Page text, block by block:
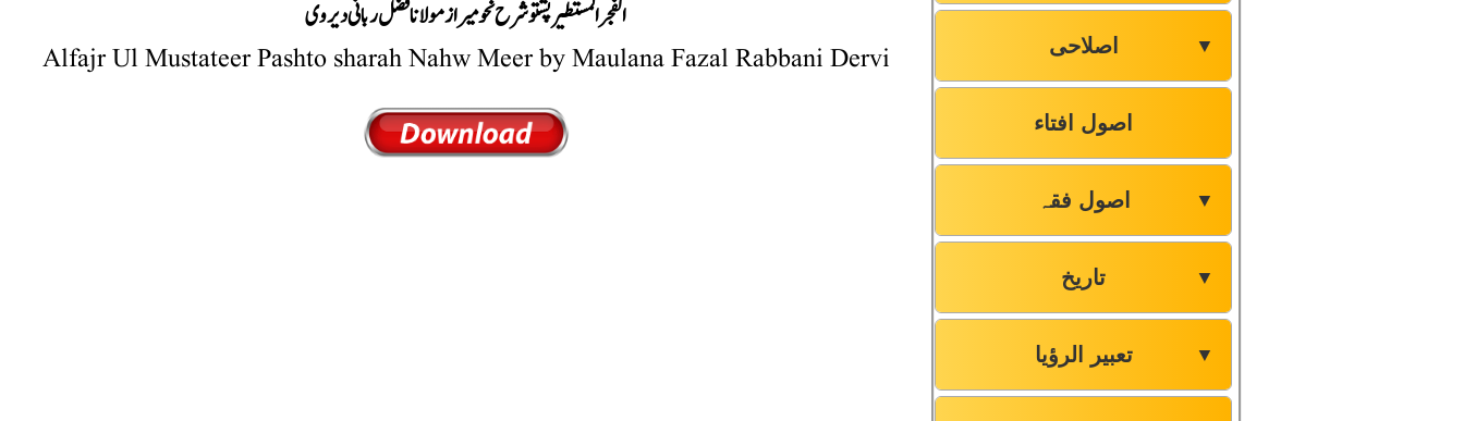
الفجر المستطیر پشتو شرح نحومیر از مولانا فضل ربانی دیروی
Alfajr Ul Mustateer Pashto sharah Nahw Meer by Maulana Fazal Rabbani Dervi
اصلاحی ▼
اصول افتاء
اصول فقہ ▼
تاریخ ▼
تعبیر الرؤیا ▼